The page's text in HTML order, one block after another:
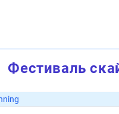
Фестиваль